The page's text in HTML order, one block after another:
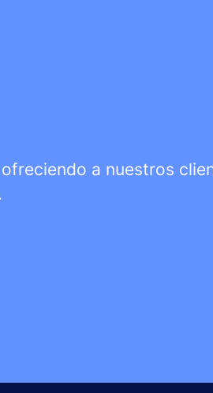
a nuestros